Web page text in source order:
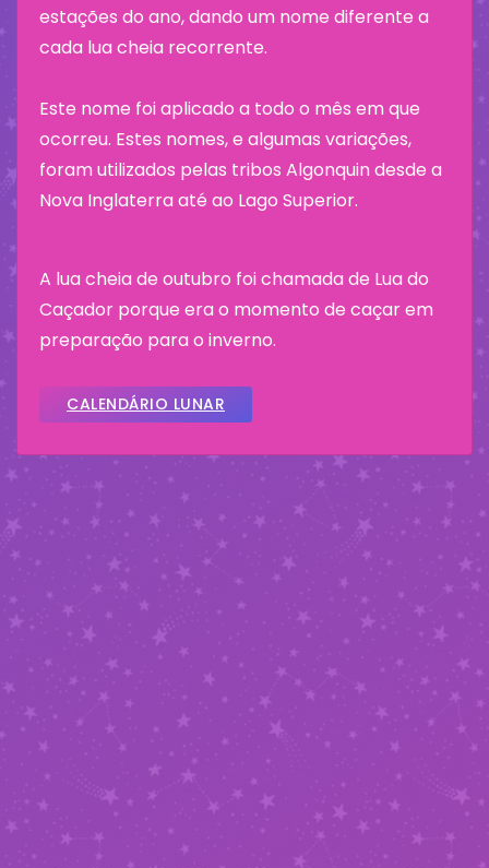
estações do ano, dando um nome diferente a
cada lua cheia recorrente.
Este nome foi aplicado a todo o mês em que
ocorreu. Estes nomes, e algumas variações,
foram utilizados pelas tribos Algonquin desde a
Nova Inglaterra até ao Lago Superior.
A lua cheia de outubro foi chamada de Lua do
Caçador porque era o momento de caçar em
preparação para o inverno.
CALENDÁRIO LUNAR